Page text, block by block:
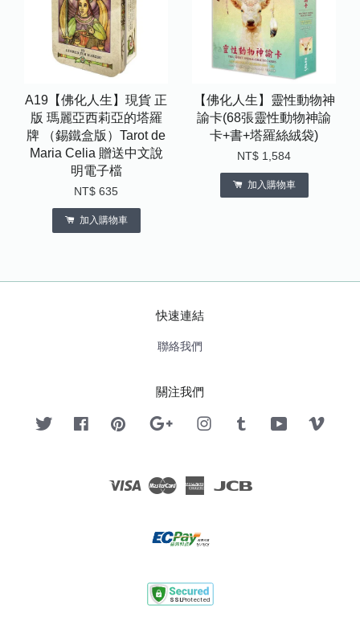
A19【佛化人生】現貨 正
版 瑪麗亞西莉亞的塔羅
牌 （錫鐵盒版）Tarot de
Maria Celia 贈送中文說
明電子檔
NT$ 635
加入購物車
【佛化人生】靈性動物神
諭卡(68張靈性動物神諭
卡+書+塔羅絲絨袋)
NT$ 1,584
加入購物車
快速連結
聯絡我們
關注我們
Twitter FacebookPinterest Google InstagramTumblr YouTube
Visa Master American